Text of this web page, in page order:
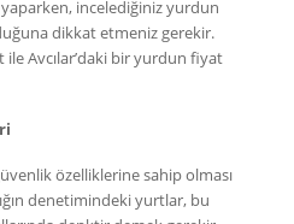
incelediğiniz yurdun
dikkat etmeniz gerekir.
Avcılar’daki bir yurdun fiyat
özelliklerine sahip olması
denetimindeki yurtlar, bu